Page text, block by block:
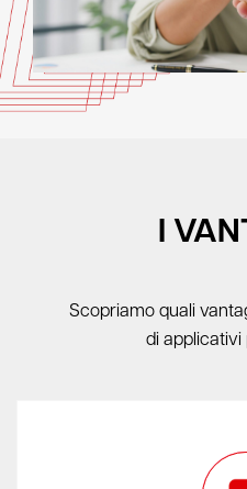
I
Scopriamo quali
di applicativi